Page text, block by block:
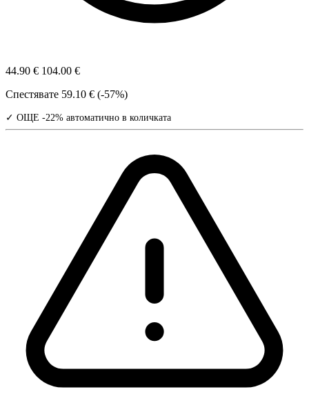
44.90 € 104.00 €
Спестявате 59.10 € (-57%)
✓ ОЩЕ -22% автоматично в количката